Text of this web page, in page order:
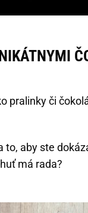
pralinky či
to, aby ste
má rada?